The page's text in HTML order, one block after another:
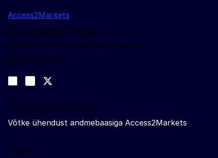
Access2Markets
Seda veebisaiti haldab:
Kaubanduse ja majandusjulgeoleku
peadirektoraat
Join us on LinkedIn
Trade-Off podcast
Võtke meiega ühendust
Võtke ühendust andmebaasiga Access2Markets
Meist